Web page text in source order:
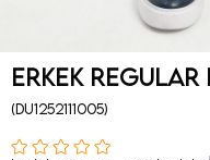
Erkek Regular
(DU1252111005)